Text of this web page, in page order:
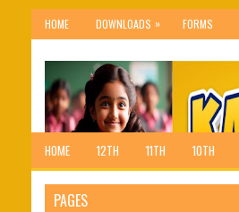
HOME DOWNLOADS » FORMS
HOME 12TH 11TH 10TH
PAGES